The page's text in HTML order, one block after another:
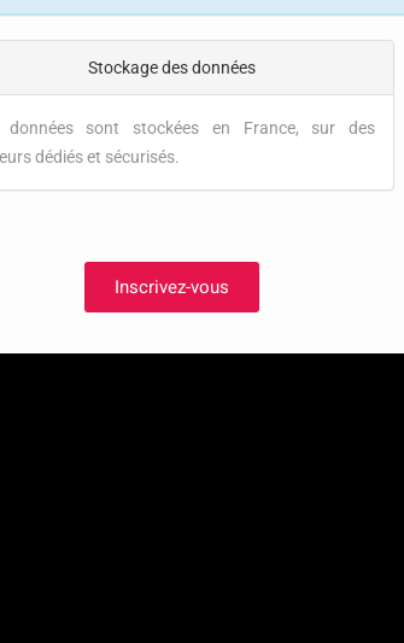
Stockage des données
données sont stockées en France, sur des
dédiés et sécurisés.
Inscrivez-vous